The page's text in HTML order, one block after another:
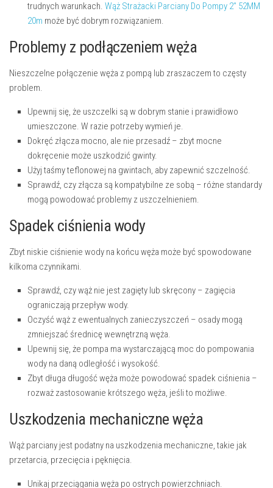
trudnych warunkach. Wąż Strażacki Parciany Do Pompy 2″ 52MM
20m może być dobrym rozwiązaniem.
Problemy z podłączeniem węża
Nieszczelne połączenie węża z pompą lub zraszaczem to częsty
problem.
Upewnij się, że uszczelki są w dobrym stanie i prawidłowo
umieszczone. W razie potrzeby wymień je.
Dokręć złącza mocno, ale nie przesadź – zbyt mocne
dokręcenie może uszkodzić gwinty.
Użyj taśmy teflonowej na gwintach, aby zapewnić szczelność.
Sprawdź, czy złącza są kompatybilne ze sobą – różne standardy
mogą powodować problemy z uszczelnieniem.
Spadek ciśnienia wody
Zbyt niskie ciśnienie wody na końcu węża może być spowodowane
kilkoma czynnikami.
Sprawdź, czy wąż nie jest zagięty lub skręcony – zagięcia
ograniczają przepływ wody.
Oczyść wąż z ewentualnych zanieczyszczeń – osady mogą
zmniejszać średnicę wewnętrzną węża.
Upewnij się, że pompa ma wystarczającą moc do pompowania
wody na daną odległość i wysokość.
Zbyt długa długość węża może powodować spadek ciśnienia –
rozważ zastosowanie krótszego węża, jeśli to możliwe.
Uszkodzenia mechaniczne węża
Wąż parciany jest podatny na uszkodzenia mechaniczne, takie jak
przetarcia, przecięcia i pęknięcia.
Unikaj przeciągania węża po ostrych powierzchniach.